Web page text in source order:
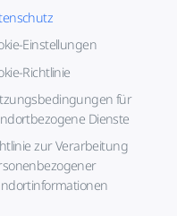
Einstellungen
Richtlinie
für
Dienste
zur Verarbeitung